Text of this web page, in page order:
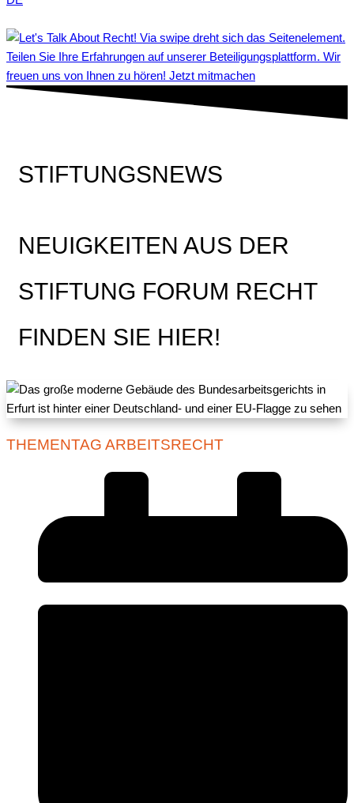
Teilen Sie Ihre Erfahrungen auf unserer Beteiligungsplattform. Wir
freuen uns von Ihnen zu hören! Jetzt mitmachen
STIFTUNGSNEWS
NEUIGKEITEN AUS DER
STIFTUNG FORUM RECHT
FINDEN SIE HIER!
THEMENTAG ARBEITSRECHT